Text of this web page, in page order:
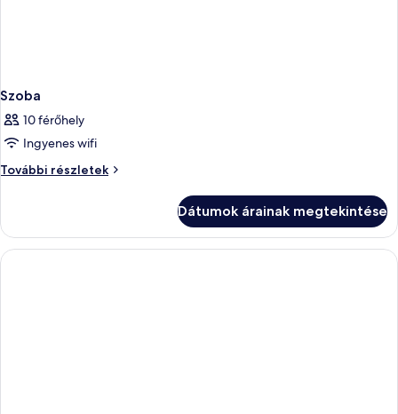
Szoba
10 férőhely
Ingyenes wifi
További részletek
Szoba
Dátumok árainak megtekintése